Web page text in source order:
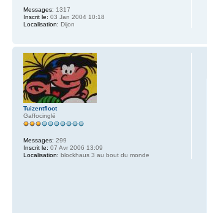
Messages: 1317
Inscrit le: 03 Jan 2004 10:18
Localisation: Dijon
Tuizentfloot
Gaffocinglé
Messages: 299
Inscrit le: 07 Avr 2006 13:09
Localisation: blockhaus 3 au bout du monde